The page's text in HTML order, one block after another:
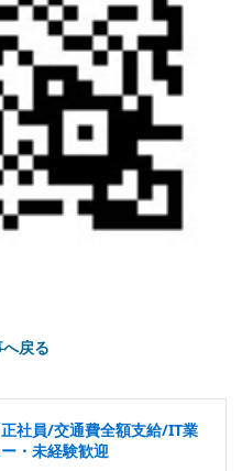
へ戻る
社員/交通費全額支給/IT業
・未経験歓迎